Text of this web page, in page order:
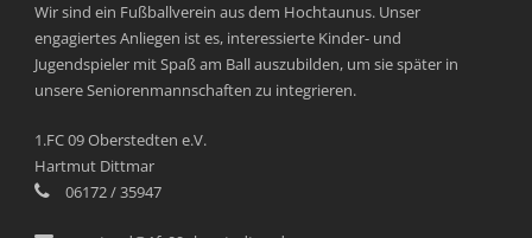
Wir sind ein Fußballverein aus dem Hochtaunus. Unser
engagiertes Anliegen ist es, interessierte Kinder- und
Jugendspieler mit Spaß am Ball auszubilden, um sie später in
unsere Seniorenmannschaften zu integrieren.
1.FC 09 Oberstedten e.V.
Hartmut Dittmar
06172 / 35947